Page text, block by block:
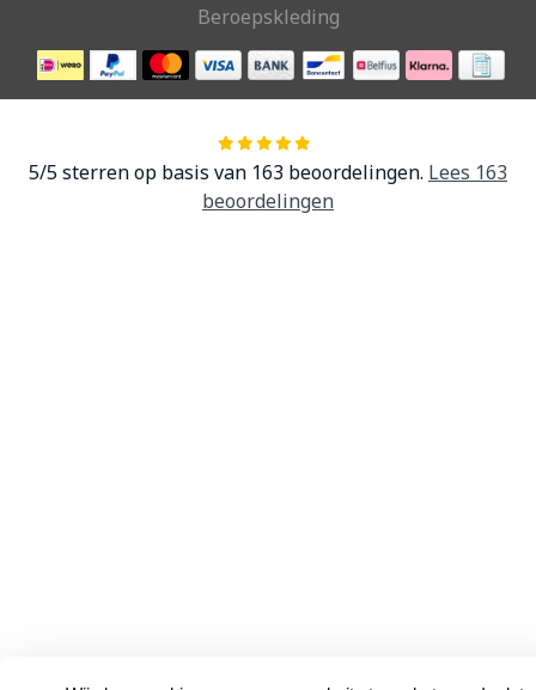
Beroepskleding
5/5sterren op basis van 163 beoordelingen. Lees 163
beoordelingen